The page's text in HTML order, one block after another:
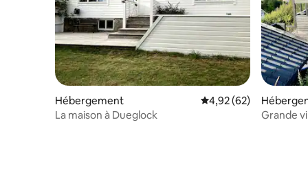
Hébergement Évaluation moyenne
4,92 (62)
La maison à Dueglock
Grande